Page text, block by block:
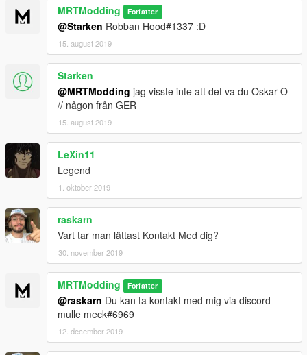
MRTModding Forfatter
@Starken Robban Hood#1337 :D
15. august 2019
Starken
@MRTModding jag visste inte att det va du Oskar O
// någon från GER
15. august 2019
LeXin11
Legend
1. oktober 2019
raskarn
Vart tar man lättast Kontakt Med dig?
30. november 2019
MRTModding Forfatter
@raskarn Du kan ta kontakt med mig via discord
mulle meck#6969
12. december 2019